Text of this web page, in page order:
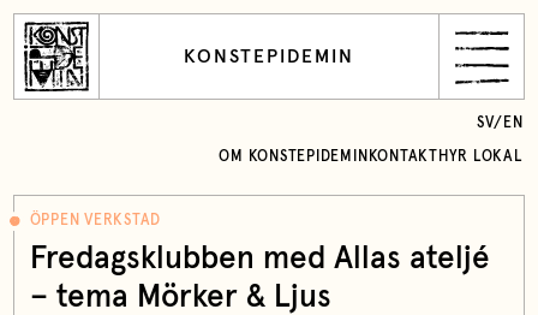
KONSTEPIDEMIN
OM KONSTEPIDEMIN KONTAKT HYR LOKAL
SV/ EN
ÖPPEN VERKSTAD
Fredagsklubben med Allas ateljé
– tema Mörker & Ljus